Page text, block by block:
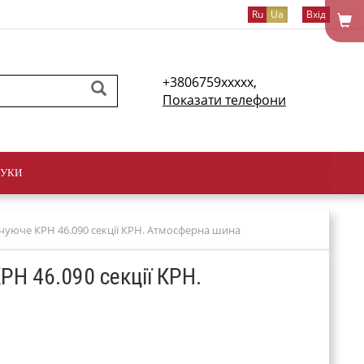
Ru Ua Вхід
+3806759xxxxx,
Показати телефони
КРН 46.090 секції КРН. Атмосферна шина
46.090 секції КРН.